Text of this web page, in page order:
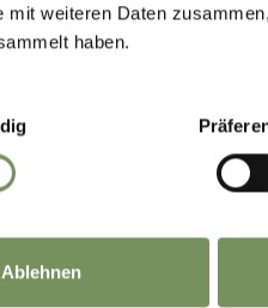
mit weiteren Daten
haben.
Ablehnen
We keep you up
Given name